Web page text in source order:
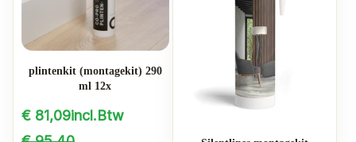
plintenkit (montagekit) 290
ml 12x
€ 81,09incl.Btw